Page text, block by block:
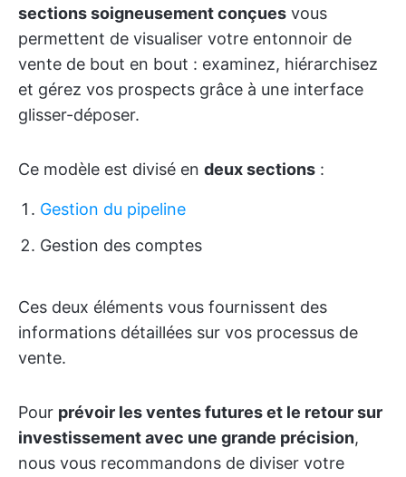
sections soigneusement conçues vous
permettent de visualiser votre entonnoir de
vente de bout en bout : examinez, hiérarchisez
et gérez vos prospects grâce à une interface
glisser-déposer.
Ce modèle est divisé en deux sections :
Gestion du pipeline
Gestion des comptes
Ces deux éléments vous fournissent des
informations détaillées sur vos processus de
vente.
Pour prévoir les ventes futures et le retour sur
investissement avec une grande précision,
nous vous recommandons de diviser votre